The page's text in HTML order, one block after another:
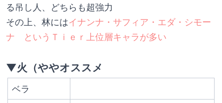
る吊し人、どちらも超強力
その上、林にはイナンナ・サフィア・エダ・シモー
ナ　というＴｉｅｒ上位層キャラが多い
▼火（ややオススメ
ベラ